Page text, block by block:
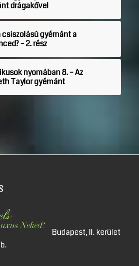
drágakővel
csiszolású gyémánt a
– 2. rész
nyomában 8. – Az
Taylor gyémánt
Budapest, II. kerület